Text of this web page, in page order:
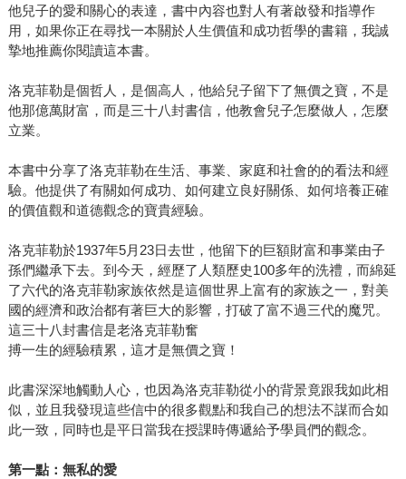
他兒子的愛和關心的表達，書中內容也對人有著啟發和指導作
用，如果你正在尋找一本關於人生價值和成功哲學的書籍，我誠
摯地推薦你閱讀這本書。
洛克菲勒是個哲人，是個高人，他給兒子留下了無價之寶，不是
他那億萬財富，而是三十八封書信，他教會兒子怎麼做人，怎麼
立業。
本書中分享了洛克菲勒在生活、事業、家庭和社會的的看法和經
驗。他提供了有關如何成功、如何建立良好關係、如何培養正確
的價值觀和道德觀念的寶貴經驗。
洛克菲勒於1937年5月23日去世，他留下的巨額財富和事業由子
孫們繼承下去。到今天，經歷了人類歷史100多年的洗禮，而綿延
了六代的洛克菲勒家族依然是這個世界上富有的家族之一，對美
國的經濟和政治都有著巨大的影響，打破了富不過三代的魔咒。
這三十八封書信是老洛克菲勒奮
搏一生的經驗積累，這才是無價之寶！
此書深深地觸動人心，也因為洛克菲勒從小的背景竟跟我如此相
似，並且我發現這些信中的很多觀點和我自己的想法不謀而合如
此一致，同時也是平日當我在授課時傳遞給予學員們的觀念。
第一點：無私的愛